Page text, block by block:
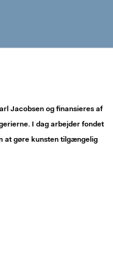
Jacobsen og finansieres af
I dag arbejder fondet
at gøre kunsten tilgængelig